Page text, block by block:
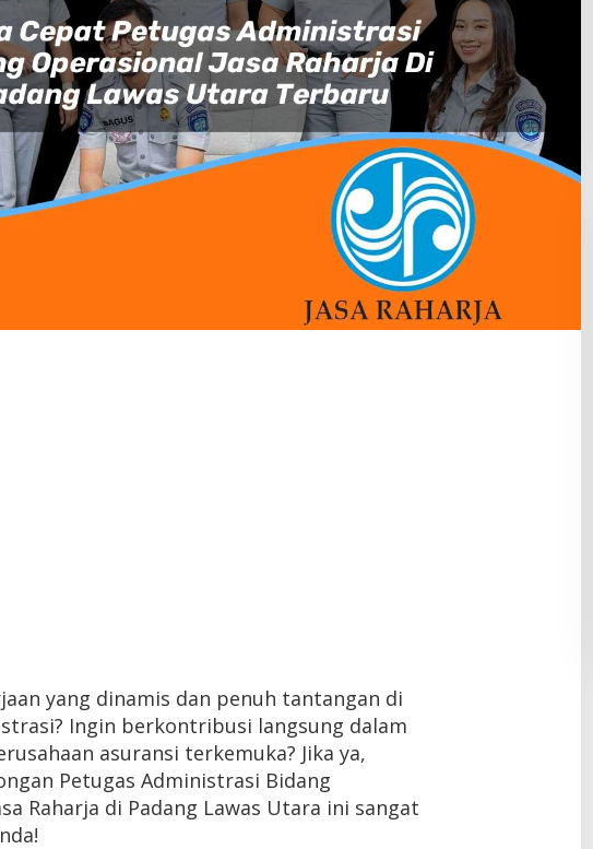
yang dinamis dan penuh tantangan di
Ingin berkontribusi langsung dalam
asuransi terkemuka? Jika ya,
Petugas Administrasi Bidang
Raharja di Padang Lawas Utara ini sangat